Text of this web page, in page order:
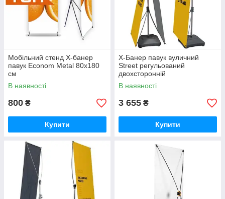
Мобільний стенд X-банер
павук Econom Metal 80х180
см
В наявності
800 ₴
Купити
X-Банер павук вуличний
Street регульований
двохсторонній
В наявності
3 655 ₴
Купити